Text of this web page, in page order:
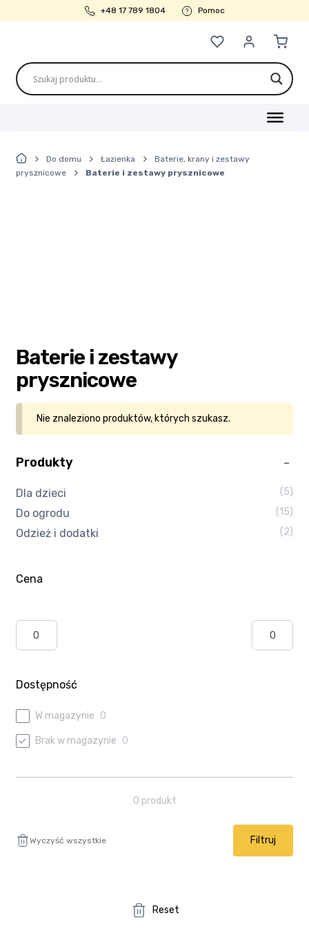
+48 17 789 1804 Pomoc
Przejdź
do
Przejdź
do
Ulubione Moje konto
Strona główna
Koszyk
Program partnerski
Ulubione
Strona główna
Do domu Łazienka
Baterie, krany i zestawy
prysznicowe
Baterie i zestawy prysznicowe
Baterie i zestawy
prysznicowe
Nie znaleziono produktów, których szukasz.
Produkty
Dla dzieci (5)
Do ogrodu (15)
Odzież i dodatki (2)
0 produkt
Cena
Dostępność
W magazynie 0
Brak w magazynie 0
Filtruj
Wyczyść wszystkie
Reset